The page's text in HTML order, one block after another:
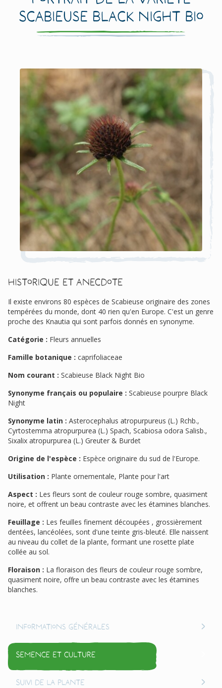
Scabieuse Black Night Bio
Historique et anecdote
Il existe environs 80 espèces de Scabieuse originaire des zones
tempérées du monde, dont 40 rien qu'en Europe. C'est un genre
proche des Knautia qui sont parfois donnés en synonyme.
Catégorie : Fleurs annuelles
Famille botanique : caprifoliaceae
Nom courant : Scabieuse Black Night Bio
Synonyme français ou populaire : Scabieuse pourpre Black
Night
Synonyme latin : Asterocephalus atropurpureus (L.) Rchb.,
Cyrtostemma atropurpurea (L.) Spach, Scabiosa odora Salisb.,
Sixalix atropurpurea (L.) Greuter & Burdet
Origine de l'espèce : Espèce originaire du sud de l'Europe.
Utilisation : Plante ornementale, Plante pour l'art
Aspect : Les fleurs sont de couleur rouge sombre, quasiment
noire, et offrent un beau contraste avec les étamines blanches.
Feuillage : Les feuilles finement découpées , grossièrement
dentées, lancéolées, sont d'une teinte gris-bleuté. Elle naissent
au niveau du collet de la plante, formant une rosette plate
collée au sol.
Floraison : La floraison des fleurs de couleur rouge sombre,
quasiment noire, offre un beau contraste avec les étamines
blanches.
Informations générales
Semence et culture
Suivi de la plante